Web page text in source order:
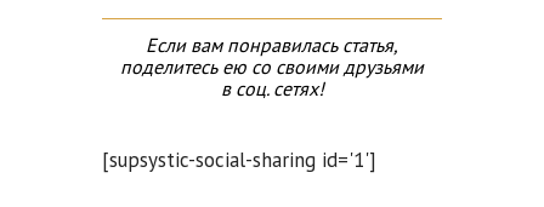
Если вам понравилась статья,
поделитесь ею со своими друзьями
в соц. сетях!
[supsystic-social-sharing id='1']